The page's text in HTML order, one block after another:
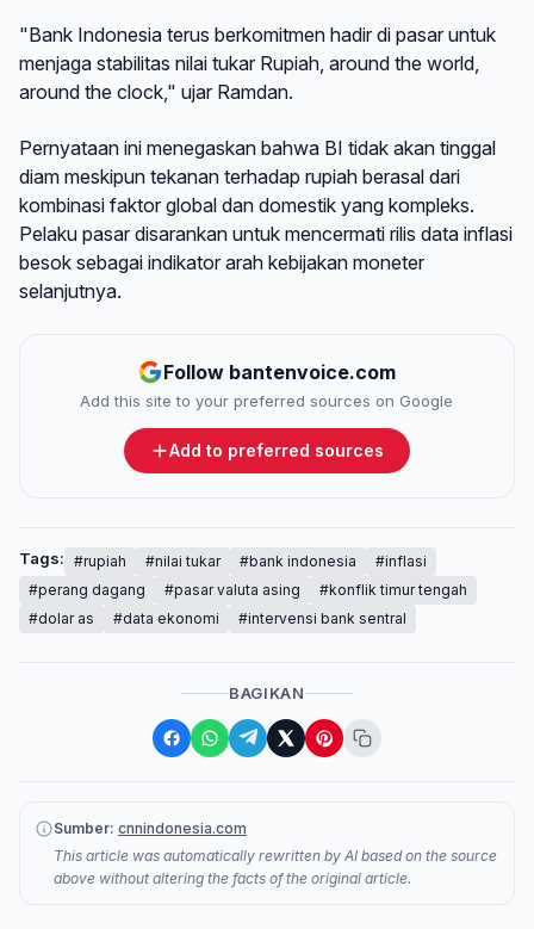
"Bank Indonesia terus berkomitmen hadir di pasar untuk
menjaga stabilitas nilai tukar Rupiah, around the world,
around the clock," ujar Ramdan.
Pernyataan ini menegaskan bahwa BI tidak akan tinggal
diam meskipun tekanan terhadap rupiah berasal dari
kombinasi faktor global dan domestik yang kompleks.
Pelaku pasar disarankan untuk mencermati rilis data inflasi
besok sebagai indikator arah kebijakan moneter
selanjutnya.
Follow bantenvoice.com
Add this site to your preferred sources on Google
Add to preferred sources
Tags: #rupiah #nilai tukar #bank indonesia
#inflasi
#perang dagang
#pasar valuta asing
#konflik timur tengah
#dolar as
#data ekonomi #intervensi bank sentral
BAGIKAN
Sumber: cnnindonesia.com
This article was automatically rewritten by AI based on the source
above without altering the facts of the original article.